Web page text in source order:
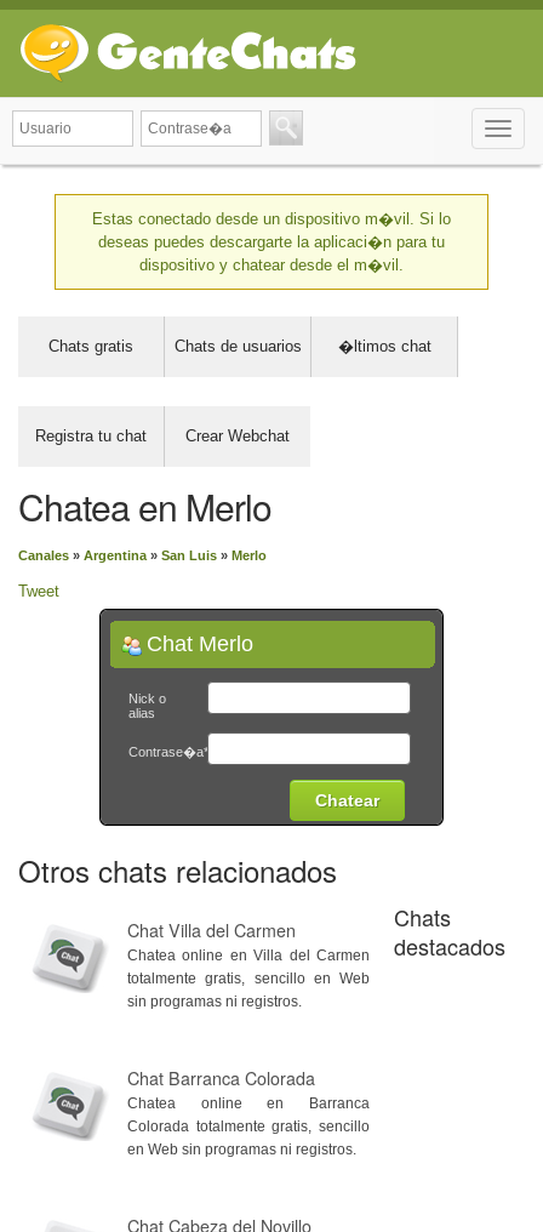
Toggle
Estas conectado desde un dispositivo m�vil. Si lo
deseas puedes descargarte la aplicaci�n para tu
dispositivo y chatear desde el m�vil.
Chats gratis Chats de usuarios �ltimos chat
Registra tu chat Crear Webchat
Chatea en Merlo
Canales » Argentina » San Luis » Merlo
Tweet
Chat Merlo
Nick o
alias
Contrase�a*
Otros chats relacionados
Chat Villa del Carmen
Chatea online en Villa del Carmen
totalmente gratis, sencillo en Web
sin programas ni registros.
Chat Barranca Colorada
Chatea online en Barranca
Colorada totalmente gratis, sencillo
en Web sin programas ni registros.
Chat Cabeza del Novillo
Chats
destacados